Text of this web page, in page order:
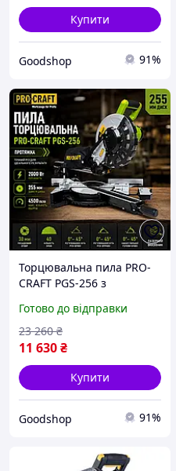
Купити
Goodshop 91%
Торцювальна пила PRO-
CRAFT PGS-256 з
2000 Вт, лазерний
маркер, ширина різу 340
мм
Готово до відправки
11 630₴
23 260 ₴
Купити
Goodshop 91%